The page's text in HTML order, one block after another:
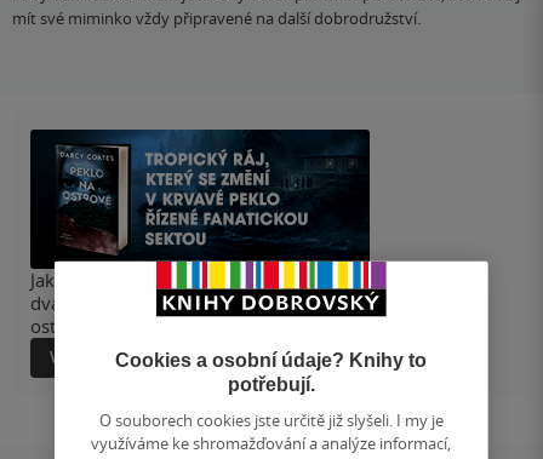
mít své miminko vždy připravené na další dobrodružství.
Jako jediná přežila hromadnou sebevraždu sekty. Po
dvaceti letech se minulost vrací a festival na odlehlém
ostrově se mění v boj o holý život.
Více informacíCookies a osobní údaje? Knihy to
potřebují.
O souborech cookies jste určitě již slyšeli. I my je
využíváme ke shromažďování a analýze informací,